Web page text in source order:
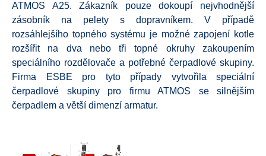
ATMOS A25. Zákazník pouze dokoupí nejvhodnější
zásobník na pelety s dopravníkem. V případě
rozsáhlejšího topného systému je možné zapojení kotle
rozšířit na dva nebo tři topné okruhy zakoupením
speciálního rozdělovače a potřebné čerpadlové skupiny.
Firma ESBE pro tyto případy vytvořila speciální
čerpadlové skupiny pro firmu ATMOS se silnějším
čerpadlem a větší dimenzí armatur.